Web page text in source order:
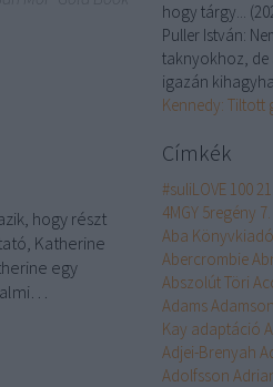
hogy részt
Katherine
egy
hogy tárgy... (
Puller István:
taknyokhoz, de
igazán
Kennedy: Tiltott
Címkék
#suliLOVE 100
4MGY 5regény
Aba Könyvkiadó
Abercrombie
Abszolút Töri
AdamsAdamson
Kay adaptáció
Adjei-Brenyah
Adolfsson